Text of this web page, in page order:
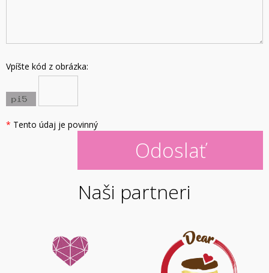
Vpíšte kód z obrázka:
* Tento údaj je povinný
Naši partneri